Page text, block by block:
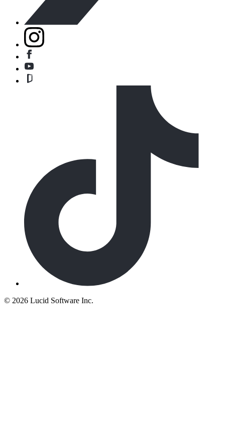
© 2026 Lucid Software Inc.